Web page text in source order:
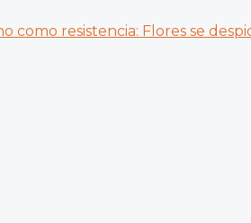
como resistencia: Flores se